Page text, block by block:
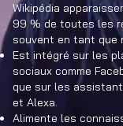
Wikipédia
99 % de toutes les
souvent en tant que
Est intégré sur les
sociaux comme
que sur les
et Alexa.
Alimente les